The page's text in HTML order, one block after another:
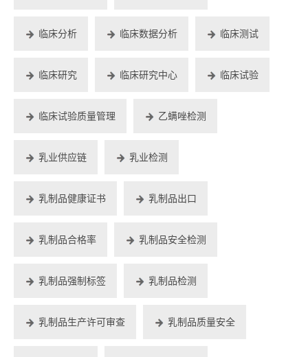
临床分析 临床数据分析 临床测试
临床研究 临床研究中心 临床试验
临床试验质量管理 乙螨唑检测
乳业供应链 乳业检测
乳制品健康证书 乳制品出口
乳制品合格率 乳制品安全检测
乳制品强制标签 乳制品检测
乳制品生产许可审查 乳制品质量安全